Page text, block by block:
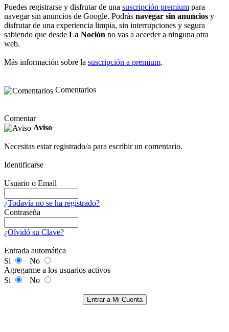
Puedes registrarse y disfrutar de una suscripción premium para
navegar sin anuncios de Google. Podrás navegar sin anuncios y
disfrutar de una experiencia limpia, sin interrupciones y segura
sabiendo que desde La Noción no vas a acceder a ninguna otra
web.
Más información sobre la suscripción a premium.
Comentarios
Comentar
Aviso
Necesitas estar registrado/a para escribir un comentario.
Identificarse
Usuario o Email
¿Todavía no se ha registrado?
Contraseña
¿Olvidó su Clave?
Entrada automática
Si
No
Agregarme a los usuarios activos
Si
No
Entrar a Mi Cuenta